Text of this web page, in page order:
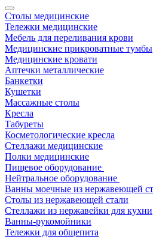
Столы медицинские
Тележки медицинские
Мебель для переливания крови
Медицинские прикроватные тумбы
Медицинские кровати
Аптечки металлические
Банкетки
Кушетки
Массажные столы
Кресла
Табуреты
Косметологические кресла
Стеллажи медицинские
Полки медицинские
Пищевое оборудование
Нейтральное оборудование
Ванны моечные из нержавеющей
Столы из нержавеющей стали
Стеллажи из нержавейки для кухни
Ванны-рукомойники
Тележки для общепита